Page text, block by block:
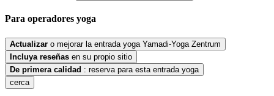
Para operadores yoga
Actualizar o mejorar la entrada yoga Yamadi-Yoga Zentrum
Incluya reseñas en su propio sitio
De primera calidad : reserva para esta entrada yoga
cerca